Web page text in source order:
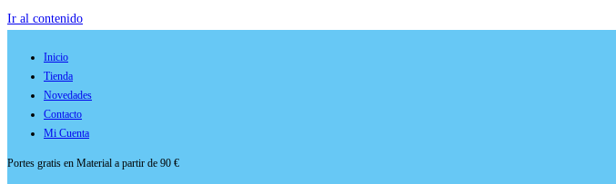
Ir al contenido
Inicio
Tienda
Novedades
Contacto
Mi Cuenta
Portes gratis en Material a partir de 90 €